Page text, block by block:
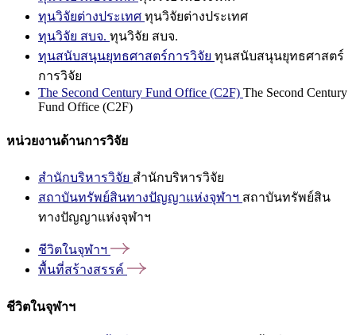
ทุนวิจัยต่างประเทศ ทุนวิจัยต่างประเทศ
ทุนวิจัย สบจ. ทุนวิจัย สบจ.
ทุนสนับสนุนยุทธศาสตร์การวิจัย ทุนสนับสนุนยุทธศาสตร์
การวิจัย
The Second Century Fund Office (C2F) The Second Century
Fund Office (C2F)
หน่วยงานด้านการวิจัย
สำนักบริหารวิจัย สำนักบริหารวิจัย
สถาบันทรัพย์สินทางปัญญาแห่งจุฬาฯ สถาบันทรัพย์สิน
ทางปัญญาแห่งจุฬาฯ
ชีวิตในจุฬาฯ
พื้นที่สร้างสรรค์
ชีวิตในจุฬาฯ